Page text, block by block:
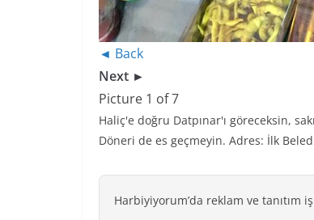
◄ Back
Next ►
Picture 1 of 7
Haliç'e doğru Datpınar'ı göreceksin,
Döneri de es geçmeyin. Adres: İlk
Harbiyiyorum’da reklam ve